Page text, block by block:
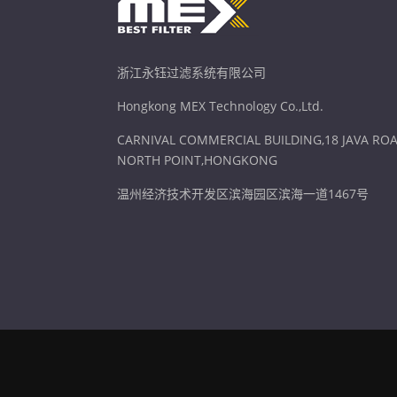
浙江永钰过滤系统有限公司
Hongkong MEX Technology Co.,Ltd.
CARNIVAL COMMERCIAL BUILDING,18 JAVA
NORTH POINT,HONGKONG
温州经济技术开发区滨海园区滨海一道1467号